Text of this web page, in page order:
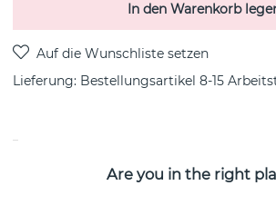
In den Warenkorb
Lieferung: Bestellungsartikel 8-15
PRODUKTBESCHREIBUNG
Are you in the right